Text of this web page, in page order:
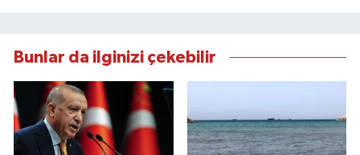
Bunlar da ilginizi çekebilir